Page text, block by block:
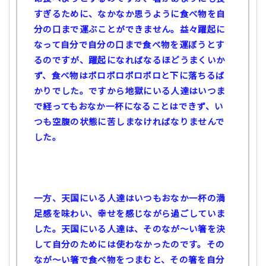
すぎるために、なかなか思うように食べ物を自
分の口まで運ぶことができません。益々躍起に
なって自分で自分の口まで食べ物を運ぼうとす
るのですが、躍起になればなるほどうまくいか
ず、食べ物はポロポロポロポロと下に落ちるば
かりでした。ですから地獄にいる人達はいつま
で経ってもおなか一杯になることはできず、い
つも空腹の状態に苦しまなければなりませんで
した。
一方、天国にいる人達はいつもおなか一杯の満
足感を味わい、幸せを感じながら過ごしていま
した。天国にいる人達は、そのなが～い箸を決
して自分のためには使わなかったのです。その
なが～い箸で食べ物をつまむと、その箸を自分